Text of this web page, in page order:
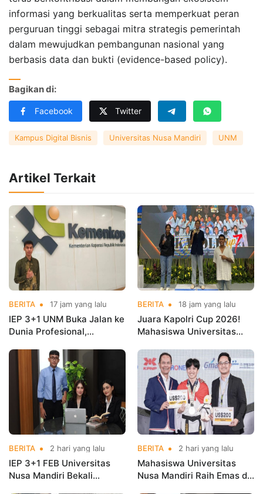
informasi yang berkualitas serta memperkuat peran
perguruan tinggi sebagai mitra strategis pemerintah
dalam mewujudkan pembangunan nasional yang
berbasis data dan bukti (evidence-based policy).
Bagikan di:
Facebook Twitter
Kampus Digital Bisnis Universitas Nusa Mandiri UNM
Artikel Terkait
BERITA 17 jam yang lalu
IEP 3+1 UNM Buka Jalan ke
Dunia Profesional,
Kementerian Koperasi
BERITA 18 jam yang lalu
Juara Kapolri Cup 2026!
Mahasiswa Universitas
Nama Kampus di Kejurnas
Taekwondo
BERITA 2 hari yang lalu
IEP 3+1 FEB Universitas
Nusa Mandiri Bekali
BERITA 2 hari yang lalu
Mahasiswa Universitas
Nusa Mandiri Raih Emas di